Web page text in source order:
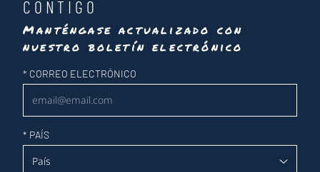
CONTIGO
Manténgase actualizado con
nuestro boletín electrónico
Newsletter
* CORREO ELECTRÓNICO
* PAÍS